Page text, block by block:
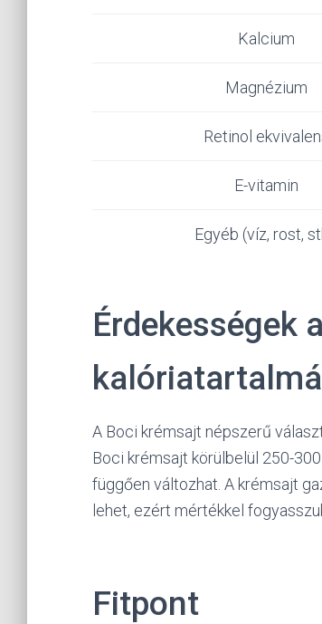
Kalcium
Magnézium
Retinol
E-vitamin
Egyéb (víz, rost,
Érdekességek
A Boci krémsajt népszerű
Boci krémsajt körülbelül 250-
függően változhat. A krémsajt
lehet, ezért mértékkel
Fitpont